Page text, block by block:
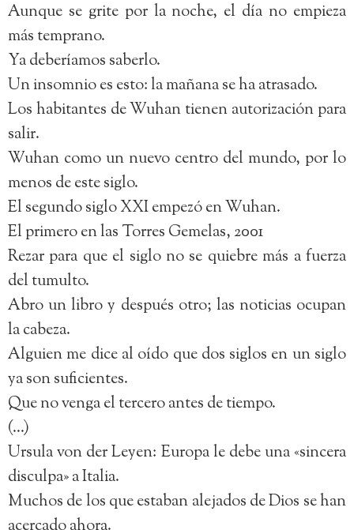
Aunque se grite por la noche, el día no empieza
más temprano.
Ya deberíamos saberlo.
Un insomnio es esto: la mañana se ha atrasado.
Los habitantes de Wuhan tienen autorización para
salir.
Wuhan como un nuevo centro del mundo, por lo
menos de este siglo.
El segundo siglo XXI empezó en Wuhan.
El primero en las Torres Gemelas, 2001
Rezar para que el siglo no se quiebre más a fuerza
del tumulto.
Abro un libro y después otro; las noticias ocupan
la cabeza.
Alguien me dice al oído que dos siglos en un siglo
ya son suficientes.
Que no venga el tercero antes de tiempo.
(…)
Ursula von der Leyen: Europa le debe una «sincera
disculpa» a Italia.
Muchos de los que estaban alejados de Dios se han